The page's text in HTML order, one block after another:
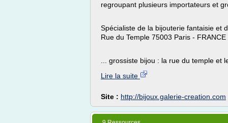
regroupant plusieurs importateurs et
Spécialiste de la bijouterie fantaisie et
Rue du Temple 75003 Paris -
... grossiste bijou : la rue du temple et
Lire la suite
Site : http://bijoux.galerie-creation.com